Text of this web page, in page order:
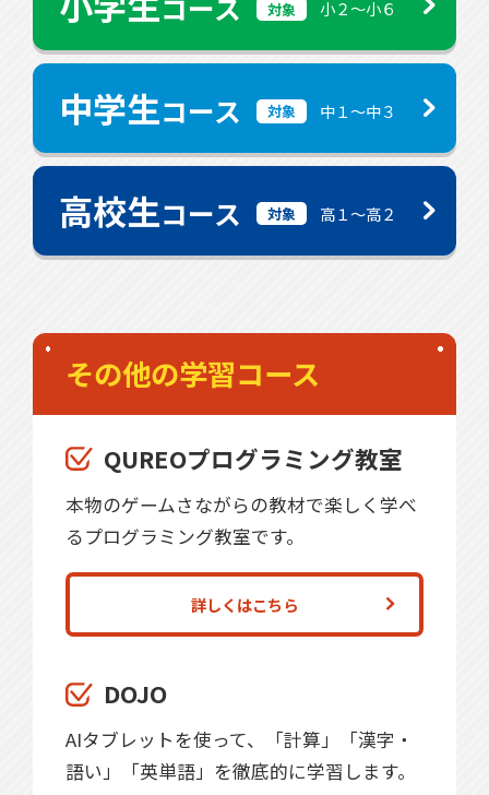
対象 小２〜小６
中学生コース 対象 中１〜中３
高校生コース 対象 高１〜高２
その他の学習コース
QUREOプログラミング教室
本物のゲームさながらの教材で楽しく学べ
るプログラミング教室です。
詳しくはこちら
DOJO
AIタブレットを使って、「計算」「漢字・
語い」「英単語」を徹底的に学習します。